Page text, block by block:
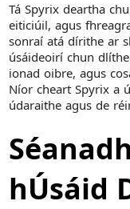
Tá Spyrix deartha
eiticiúil, agus
sonraí atá dírithe ar
úsáideoirí chun
ionad oibre, agus
Níor cheart Spyrix a
údaraithe agus de
hÚsáid